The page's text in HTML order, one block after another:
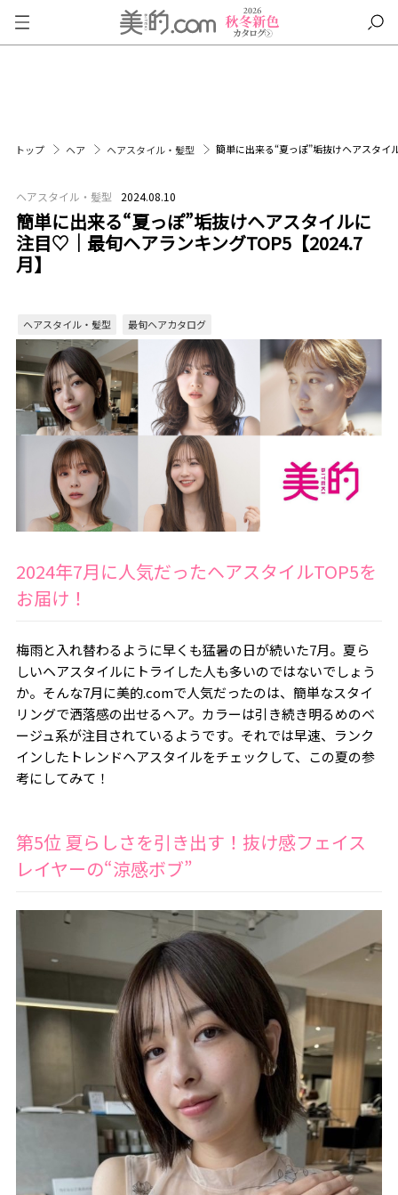
トップ ヘア ヘアスタイル・髪型 簡単に出来る“夏っぽ”垢抜けヘアスタ
ヘアスタイル・髪型 2024.08.10
簡単に出来る“夏っぽ”垢抜けヘアスタイルに
注目♡｜最旬ヘアランキングTOP5【2024.7
月】
ヘアスタイル・髪型 最旬ヘアカタログ
2024年7月に人気だったヘアスタイルTOP5を
お届け！
梅雨と入れ替わるように早くも猛暑の日が続いた7月。夏ら
しいヘアスタイルにトライした人も多いのではないでしょう
か。そんな7月に美的.comで人気だったのは、簡単なスタイ
リングで洒落感の出せるヘア。カラーは引き続き明るめのベ
ージュ系が注目されているようです。それでは早速、ランク
インしたトレンドヘアスタイルをチェックして、この夏の参
考にしてみて！
第5位 夏らしさを引き出す！抜け感フェイス
レイヤーの“涼感ボブ”